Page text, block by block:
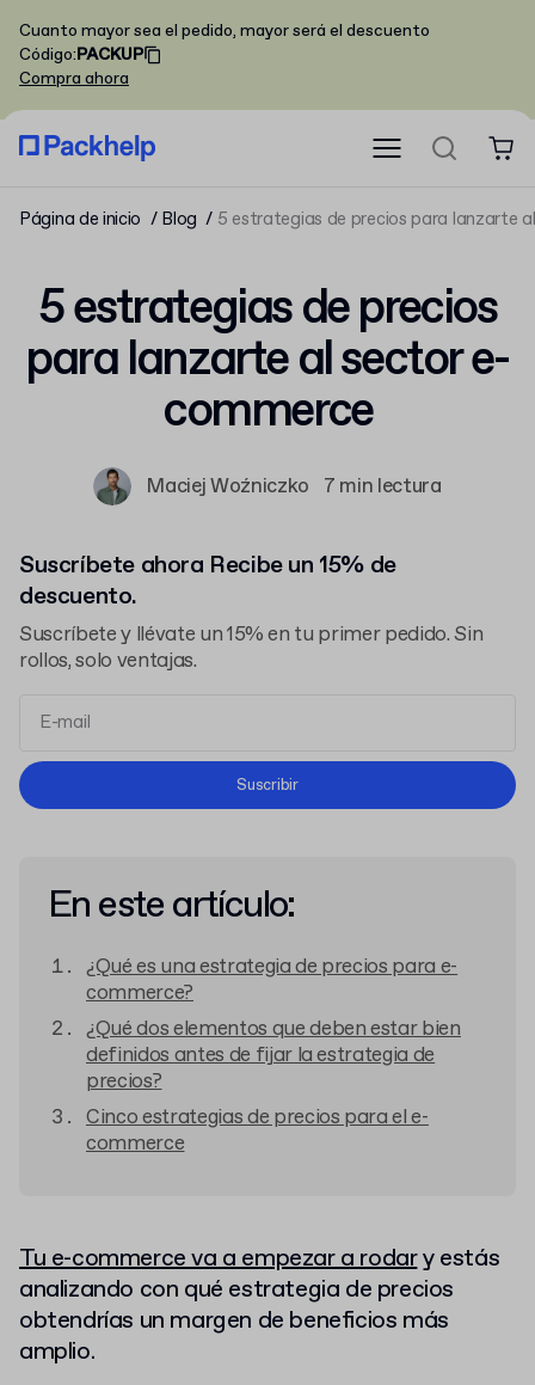
Cuanto mayor sea el pedido, mayor será el descuento
Código:PACKUP
Compra ahora
Página de inicio Blog 5 estrategias de precios para lanzarte
5 estrategias de precios
para lanzarte al sector e-
commerce
Maciej Woźniczko 7 min lectura
Suscríbete ahora Recibe un 15% de
descuento.
Suscríbete y llévate un 15% en tu primer pedido. Sin
rollos, solo ventajas.
Términos y Condiciones
Suscribir
En este artículo:
¿Qué es una estrategia de precios para e-
commerce?
¿Qué dos elementos que deben estar bien
definidos antes de fijar la estrategia de
precios?
Cinco estrategias de precios para el e-
commerce
Tu e-commerce va a empezar a rodary estás
analizando con qué estrategia de precios
obtendrías un margen de beneficios más
amplio.